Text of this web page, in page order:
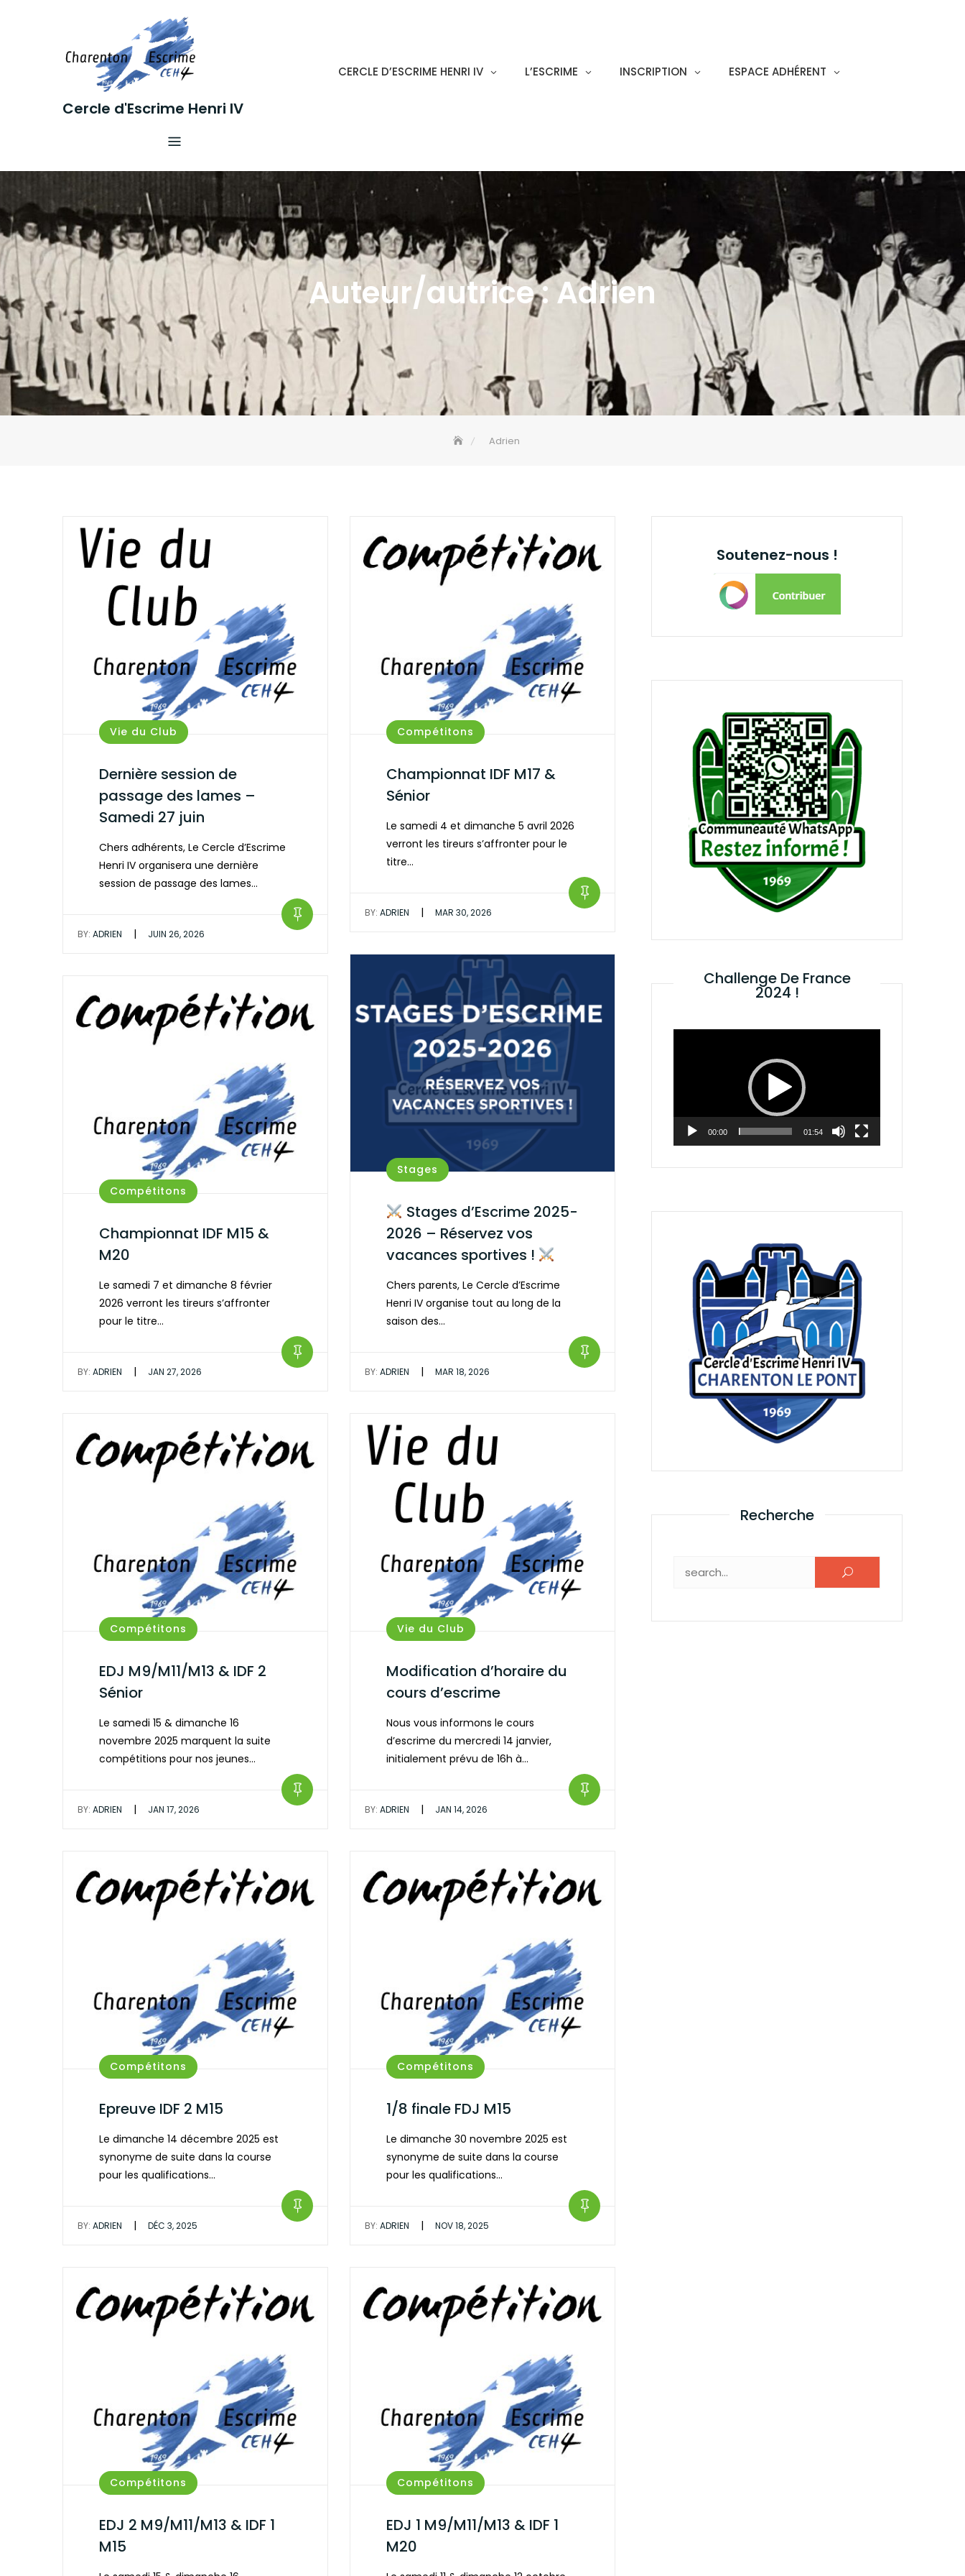
Cercle d'Escrime Henri IV
CERCLE D’ESCRIME HENRI IV L’ESCRIME INSCRIPTION ESPACE ADHÉRENT
Auteur/autrice :Adrien
Adrien
Vie du Club
Dernière session de
passage des lames –
Samedi 27 juin
Chers adhérents, Le Cercle d’Escrime
Henri IV organisera une dernière
session de passage des lames…
BY: ADRIEN | JUIN 26, 2026
Compétitons
Championnat IDF M17 &
Sénior
Le samedi 4 et dimanche 5 avril 2026
verront les tireurs s’affronter pour le
titre…
BY: ADRIEN | MAR 30, 2026
Stages
Stages d’Escrime 2025-
2026 – Réservez vos
vacances sportives !
Chers parents, Le Cercle d’Escrime
Henri IV organise tout au long de la
saison des…
BY: ADRIEN | MAR 18, 2026
Compétitons
Championnat IDF M15 &
M20
Le samedi 7 et dimanche 8 février
2026 verront les tireurs s’affronter
pour le titre…
BY: ADRIEN | JAN 27, 2026
Compétitons
EDJ M9/M11/M13 & IDF 2
Sénior
Le samedi 15 & dimanche 16
novembre 2025 marquent la suite
compétitions pour nos jeunes…
BY: ADRIEN | JAN 17, 2026
Vie du Club
Modification d’horaire du
cours d’escrime
Nous vous informons le cours
d’escrime du mercredi 14 janvier,
initialement prévu de 16h à…
BY: ADRIEN | JAN 14, 2026
Compétitons
Epreuve IDF 2 M15
Le dimanche 14 décembre 2025 est
synonyme de suite dans la course
pour les qualifications…
BY: ADRIEN | DÉC 3, 2025
Compétitons
1/8 finale FDJ M15
Le dimanche 30 novembre 2025 est
synonyme de suite dans la course
pour les qualifications…
BY: ADRIEN | NOV 18, 2025
Compétitons
EDJ 2 M9/M11/M13 & IDF 1
M15
Compétitons
EDJ 1 M9/M11/M13 & IDF 1
M20
Soutenez-nous !
Challenge De France
2024 !
vidéo
00:00 01:54
Recherche